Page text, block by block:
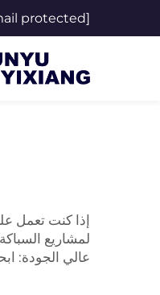
protected]
عالي الجودة: